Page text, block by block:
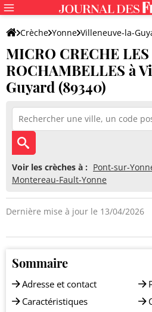
Crèche Yonne Villeneuve-la-
MICRO CRECHE LES ROCHAMBELLES
MICRO CRECHE LES
ROCHAMBELLES à
Guyard (89340)
Voir les crèches à : Pont-sur-
Montereau-Fault-Yonne
Dernière mise à jour le 13/04/2026
Sommaire
Adresse et contact
Caractéristiques